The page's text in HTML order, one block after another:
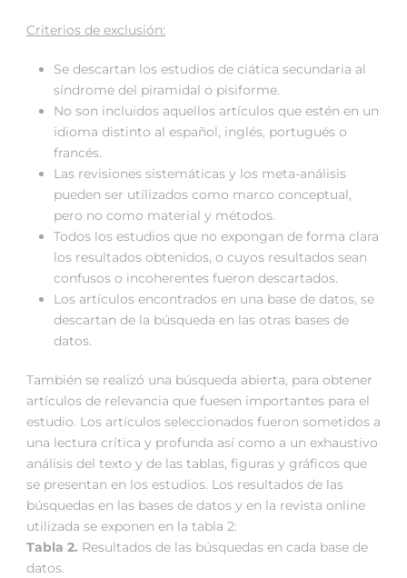
Criterios de exclusión:
Se descartan los estudios de ciática secundaria al
síndrome del piramidal o pisiforme.
No son incluidos aquellos artículos que estén en un
idioma distinto al español, inglés, portugués o
francés.
Las revisiones sistemáticas y los meta-análisis
pueden ser utilizados como marco conceptual,
pero no como material y métodos.
Todos los estudios que no expongan de forma clara
los resultados obtenidos, o cuyos resultados sean
confusos o incoherentes fueron descartados.
Los artículos encontrados en una base de datos, se
descartan de la búsqueda en las otras bases de
datos.
También se realizó una búsqueda abierta, para obtener
artículos de relevancia que fuesen importantes para el
estudio. Los artículos seleccionados fueron sometidos a
una lectura crítica y profunda así como a un exhaustivo
análisis del texto y de las tablas, figuras y gráficos que
se presentan en los estudios. Los resultados de las
búsquedas en las bases de datos y en la revista online
utilizada se exponen en la tabla 2:
Tabla 2. Resultados de las búsquedas en cada base de
datos.